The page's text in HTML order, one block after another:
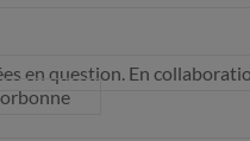
en question. En